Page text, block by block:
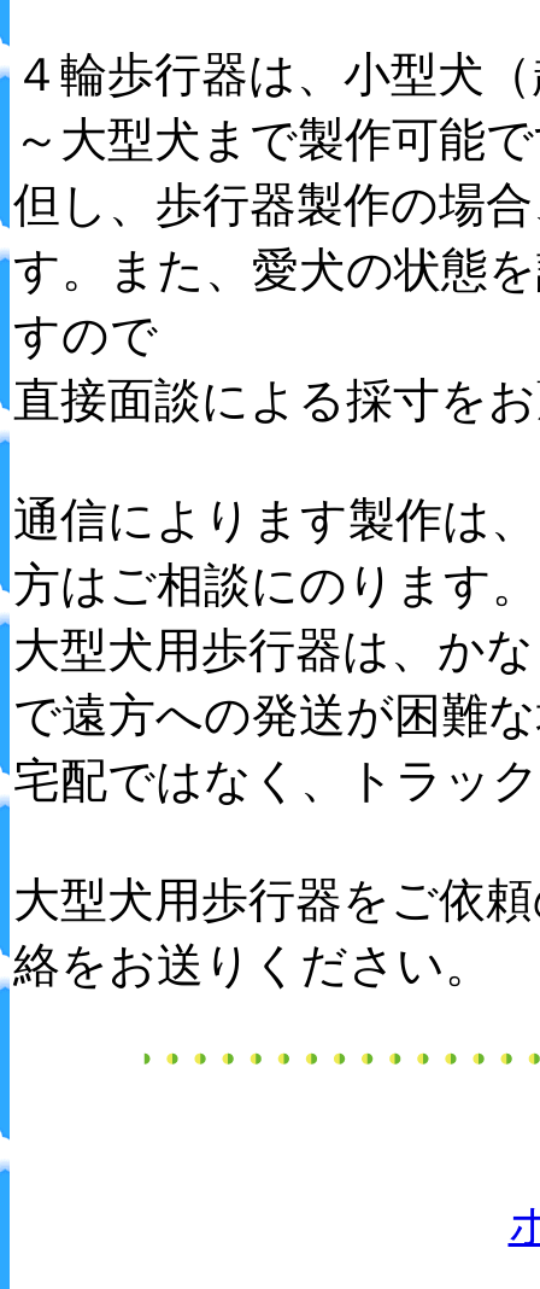
４輪歩行器は、小型犬
～大型犬まで製作可能
但し、歩行器製作の場
す。また、愛犬の状態
すので
直接面談による採寸を
通信によります製作は
方はご相談にのります。
大型犬用歩行器は、か
で遠方への発送が困難
宅配ではなく、トラッ
大型犬用歩行器をご依
絡をお送りください。